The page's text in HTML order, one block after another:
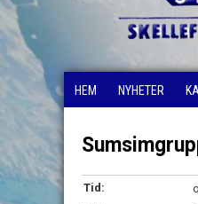
HEM NYHETER
Tid: